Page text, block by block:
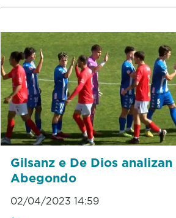
Gilsanz e De Dios
Abegondo
02/04/2023 14:59